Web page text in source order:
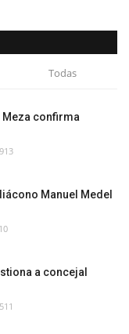
Todas
confirma
913
Manuel Medel
a concejal
511